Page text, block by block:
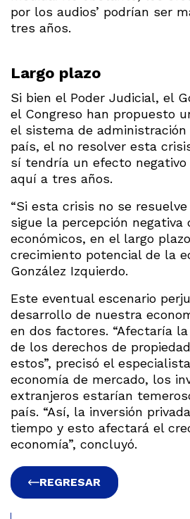
por los audios’ podrían ser
tres años.
Largo plazo
Si bien el Poder Judicial, el
el Congreso han propuesto
el sistema de
país, el no resolver esta
sí tendría un efecto
aquí a tres años.
“Si esta crisis no se
sigue la percepción negativa
económicos, en el largo
crecimiento potencial de la
González Izquierdo.
Este eventual escenario
desarrollo de nuestra
en dos factores. “Afectaría
de los derechos de
estos”, precisó el
economía de mercado, los
extranjeros estarían
país. “Así, la inversión
tiempo y esto afectará el
economía”, concluyó.
REGRESAR